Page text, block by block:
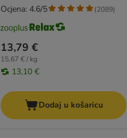
13,79 €
15,67 € / kg
13,10 €
Ocjena: 4.6/5 (2089)
Dodaj u košaricu